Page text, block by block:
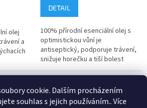
cookie. Dalším procházením
souhlas s jejich používáním.. Více
olej
a
DETAIL
100% přírodní esenciální olej s
optimistickou vůní je
antiseptický, podporuje trávení,
snižuje horečku a tiší bolest
Akce